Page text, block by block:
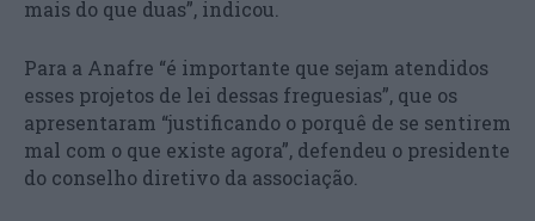
mais do que duas”, indicou.
Para a Anafre “é importante que sejam atendidos
esses projetos de lei dessas freguesias”, que os
apresentaram “justificando o porquê de se sentirem
mal com o que existe agora”, defendeu o presidente
do conselho diretivo da associação.